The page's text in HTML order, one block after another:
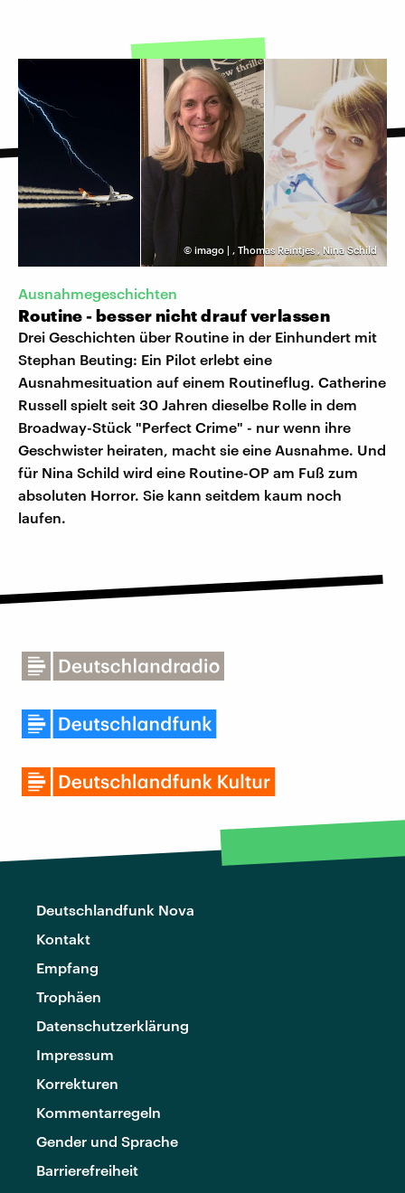
© imago | , Thomas Reintjes , Nina Schild
Ausnahmegeschichten
Routine - besser nicht drauf verlassen
Drei Geschichten über Routine in der Einhundert mit
Stephan Beuting: Ein Pilot erlebt eine
Ausnahmesituation auf einem Routineflug. Catherine
Russell spielt seit 30 Jahren dieselbe Rolle in dem
Broadway-Stück "Perfect Crime" - nur wenn ihre
Geschwister heiraten, macht sie eine Ausnahme. Und
für Nina Schild wird eine Routine-OP am Fuß zum
absoluten Horror. Sie kann seitdem kaum noch
laufen.
Deutschlandfunk Nova
Kontakt
Empfang
Trophäen
Datenschutzerklärung
Impressum
Korrekturen
Kommentarregeln
Gender und Sprache
Barrierefreiheit